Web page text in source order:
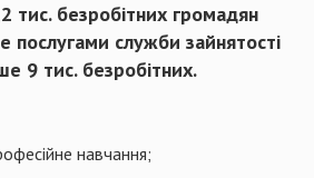
тис.безробітних громадян
послугами служби зайнятості
9 тис.безробітних.
навчання;